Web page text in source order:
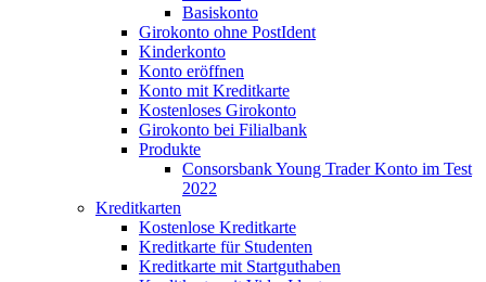
Basiskonto
Girokonto ohne PostIdent
Kinderkonto
Konto eröffnen
Konto mit Kreditkarte
Kostenloses Girokonto
Girokonto bei Filialbank
Produkte
Consorsbank Young Trader Konto im Test
2022
Kreditkarten
Kostenlose Kreditkarte
Kreditkarte für Studenten
Kreditkarte mit Startguthaben